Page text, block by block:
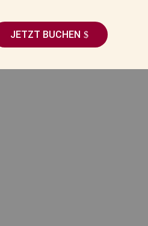
JETZT BUCHEN